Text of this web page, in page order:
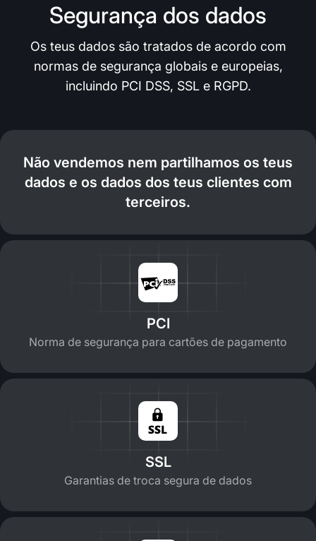
Segurança dos dados
Os teus dados são tratados de acordo com
normas de segurança globais e europeias,
incluindo PCI DSS, SSL e RGPD.
Não vendemos nem partilhamos os teus
dados e os dados dos teus clientes com
terceiros.
PCI
Norma de segurança para cartões de pagamento
SSL
Garantias de troca segura de dados